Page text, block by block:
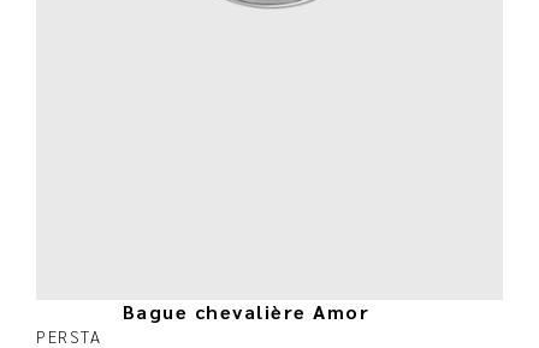
Bague chevalière Amor
PERSTA